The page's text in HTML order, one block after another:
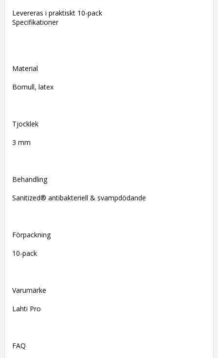
Levereras i praktiskt 10-pack
Specifikationer
Material
Bomull, latex
Tjocklek
3 mm
Behandling
Sanitized® antibakteriell & svampdödande
Förpackning
10-pack
Varumärke
Lahti Pro
FAQ